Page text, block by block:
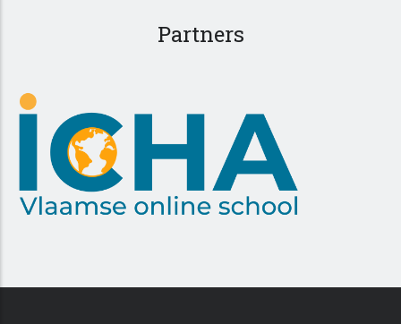
Partners